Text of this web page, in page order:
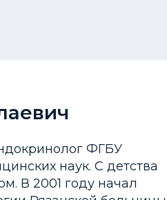
ФГБУ
наук. С детства
В 2001 году начал